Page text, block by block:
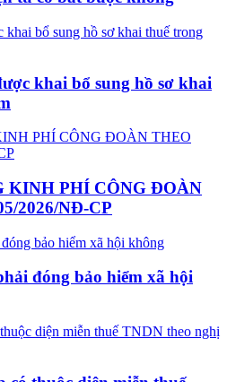
khai bổ sung hồ sơ khai
KINH PHÍ CÔNG ĐOÀN
2026/NĐ-CP
đóng bảo hiểm xã hội